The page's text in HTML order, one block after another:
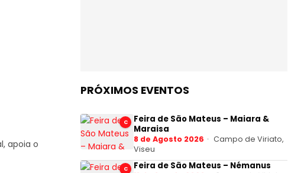
apoia o
PRÓXIMOS EVENTOS
C
Feira de São Mateus – Maiara &
Maraisa
8 de Agosto 2026
Campo de Viriato,
Viseu
C Feira de São Mateus – Némanus